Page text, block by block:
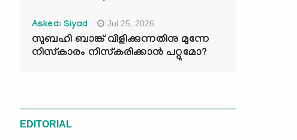
Asked: Siyad Jul 25, 2026
സുബഹി ബാങ്ക് വിളിക്കുന്നതിനു മുന്നേ
നിസ്കാരം നിസ്കരിക്കാൻ പറ്റുമോ?
EDITORIAL